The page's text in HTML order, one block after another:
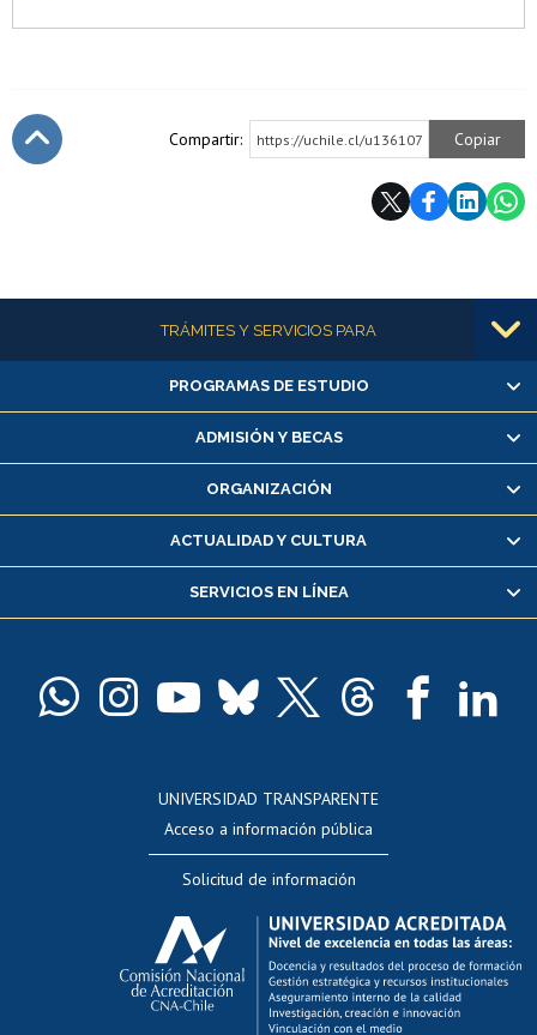
Compartir: https://uchile.cl/u136107 Copiar
Más informaciónTRÁMITES Y SERVICIOS PARA
Alumnas/os y exalumnas/os
Matrícula en línea
Inscripción y cambio de asignaturas
Consulta y certificado de notas
Servicio médico y dental
Pago de arancel y crédito alumnos
Docentes
Evaluación docente
Calificación académica
Postulación al AUCAI
Funcionarias/os
Cursos internos de capacitación
PROGRAMAS DE ESTUDIO
ADMISIÓN Y BECAS
ORGANIZACIÓN
ACTUALIDAD Y CULTURA
SERVICIOS EN LÍNEA
UNIVERSIDAD TRANSPARENTE
Acceso a información pública
Solicitud de información